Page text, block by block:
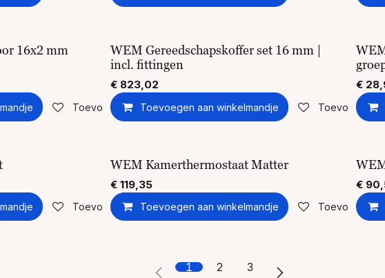
16x2 mm
Toevoegen aan verlanglijst
WEM Gereedschapskoffer set 16 mm |
incl. fittingen
€ 823,02
Toevoegen aan winkelmandje Toevoegen
€
Toevoegen aan verlanglijst
WEM Kamerthermostaat Matter
€ 119,35
Toevoegen aan winkelmandje Toevoegen
€
1 2 3